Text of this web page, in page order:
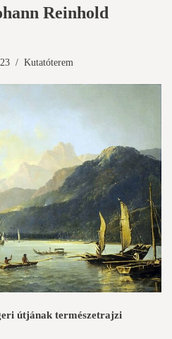
Reinhold
Kutatóterem
útjának természetrajzi